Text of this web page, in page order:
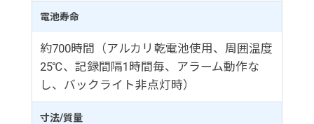
電池寿命
約700時間（アルカリ乾電池使用、周囲温度
25℃、記録間隔1時間毎、アラーム動作な
し、バックライト非点灯時）
寸法/質量